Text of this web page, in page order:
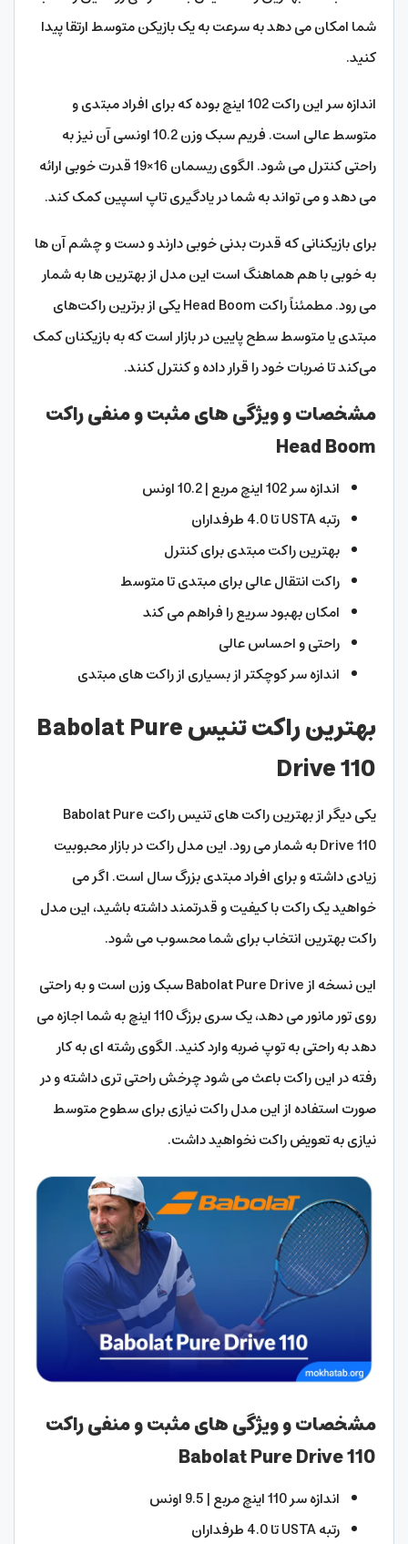
شما امکان می دهد به سرعت به یک بازیکن متوسط ارتقا پیدا
کنید.
اندازه سر این راکت 102 اینچ بوده که برای افراد مبتدی و
متوسط عالی است. فریم سبک وزن 10.2 اونسی آن نیز به
راحتی کنترل می شود. الگوی ریسمان 16×19 قدرت خوبی ارائه
می‌ دهد و می‌ تواند به شما در یادگیری تاپ اسپین کمک کند.
برای بازیکنانی که قدرت بدنی خوبی دارند و دست و چشم آن ها
به خوبی با هم هماهنگ است این مدل از بهترین ها به شمار
می رود. مطمئناً راکت Head Boom یکی از برترین راکت‌های
مبتدی یا متوسط سطح پایین در بازار است که به بازیکنان کمک
می‌کند تا ضربات خود را قرار داده و کنترل کنند.
مشخصات و ویژگی های مثبت و منفی راکت
Head Boom
اندازه سر 102 اینچ مربع | 10.2 اونس
رتبه USTA تا 4.0 طرفداران
بهترین راکت مبتدی برای کنترل
راکت انتقال عالی برای مبتدی تا متوسط
امکان بهبود سریع را فراهم می کند
راحتی و احساس عالی
اندازه سر کوچکتر از بسیاری از راکت های مبتدی
بهترین راکت تنیس Babolat Pure
Drive 110
یکی دیگر از بهترین راکت های تنیس راکت Babolat Pure
Drive 110 به شمار می رود. این مدل راکت در بازار محبوبیت
زیادی داشته و برای افراد مبتدی بزرگ سال است. اگر می
خواهید یک راکت با کیفیت و قدرتمند داشته باشید، این مدل
راکت بهترین انتخاب برای شما محسوب می شود.
این نسخه از Babolat Pure Drive سبک وزن است و به راحتی
روی تور مانور می دهد، یک سری برزگ 110 اینچ به شما اجازه می
دهد به راحتی به توپ ضربه وارد کنید. الگوی رشته ای به کار
رفته در این راکت باعث می شود چرخش راحتی تری داشته و در
صورت استفاده از این مدل راکت نیازی برای سطوح متوسط
نیازی به تعویض راکت نخواهید داشت.
مشخصات و ویژگی های مثبت و منفی راکت
Babolat Pure Drive 110
اندازه سر 110 اینچ مربع | 9.5 اونس
رتبه USTA تا 4.0 طرفداران